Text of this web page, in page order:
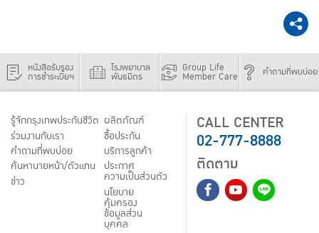
หนังสือรับรอง
การชำระเบี้ยฯ
โรงพยาบาล
พันธมิตร
Group Life
Member Care คำถามที่พบบ่อย
รู้จักกรุงเทพประกันชีวิต
ร่วมงานกับเรา
คำถามที่พบบ่อย
ค้นหานายหน้า/ตัวแทน
ข่าว
ผลิตภัณฑ์
ชื้อประกัน
บริการลูกค้า
ประกาศ
ความเป็นส่วนตัว
นโยบาย
คุ้มครอง
ข้อมูลส่วน
บุคคล
CALL CENTER
02-777-8888
ติดตาม